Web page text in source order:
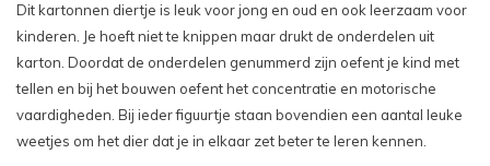
Dit kartonnen diertje is leuk voor jong en oud en ook leerzaam voor
kinderen. Je hoeft niet te knippen maar drukt de onderdelen uit
karton. Doordat de onderdelen genummerd zijn oefent je kind met
tellen en bij het bouwen oefent het concentratie en motorische
vaardigheden. Bij ieder figuurtje staan bovendien een aantal leuke
weetjes om het dier dat je in elkaar zet beter te leren kennen.